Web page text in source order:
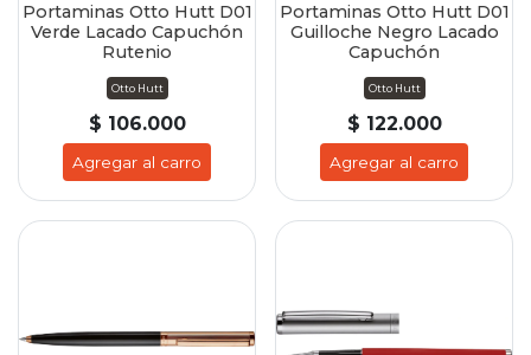
Portaminas Otto Hutt D01
Verde Lacado Capuchón
Rutenio
Otto Hutt
$ 106.000
Agregar al carro
Portaminas Otto Hutt D01
Guilloche Negro Lacado
Capuchón
Otto Hutt
$ 122.000
Agregar al carro